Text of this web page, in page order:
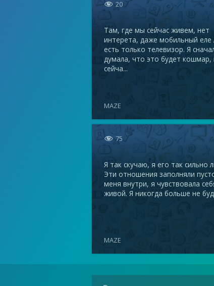
 20
Там, где мы сейчас живем, нет
интерета, даже мобильный еле
есть только телевизор. Я
думала, что это будет кошмар,
сейча...
MAZE
 75
Я так скучаю, я его так сильно
Эти отношения заполняли
меня внутри, я чувствовала
живой. Я никогда больше не
MAZE